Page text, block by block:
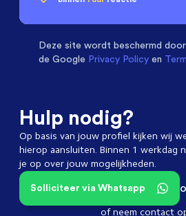
een 9.3
Deze site wordt beschermd door
de Google Privacy Policy en
Hulp nodig?
Op basis van jouw profiel kijken wij
hierop aansluiten. Binnen 1 werkdag
je op over jouw mogelijkheden.
Solliciteer via Whatsapp
of neem contact